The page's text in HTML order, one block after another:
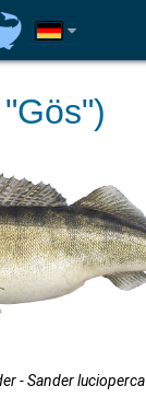
"Gös")
- Sander lucioperca